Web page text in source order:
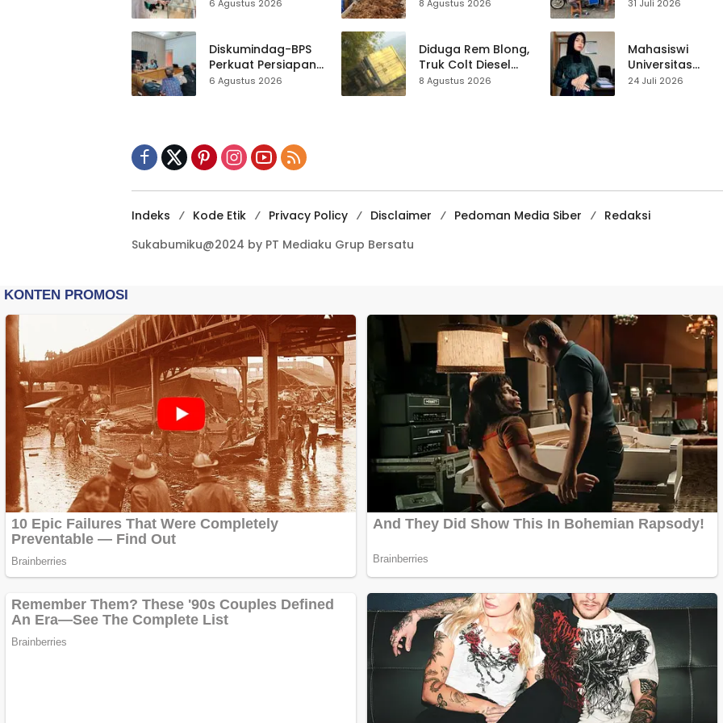
Hampir 500 Koleksi
Dipisahkan
6 Agustus 2026
Diskumindag-BPS
Perkuat Persiapan
Sensus Ekonomi,
6 Agustus 2026
Jalan Majelis Ta’lim
di Sagaranten
8 Agustus 2026
Diduga Rem Blong,
Truk Colt Diesel
Terperosok di Jalur
8 Agustus 2026
Pasar Cisaat
31 Juli 2026
Mahasiswi
Universitas
Muhammadiyah
24 Juli 2026
Indeks Kode Etik Privacy Policy Disclaimer Pedoman Media Siber
Redaksi
Sukabumiku@2024 by PT Mediaku Grup Bersatu